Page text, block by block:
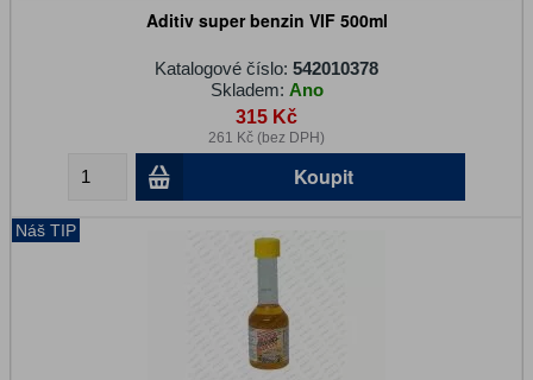
Aditiv super benzin VIF 500ml
Katalogové číslo: 542010378
Skladem: Ano
315 Kč
261 Kč (bez DPH)
Koupit
Náš TIP